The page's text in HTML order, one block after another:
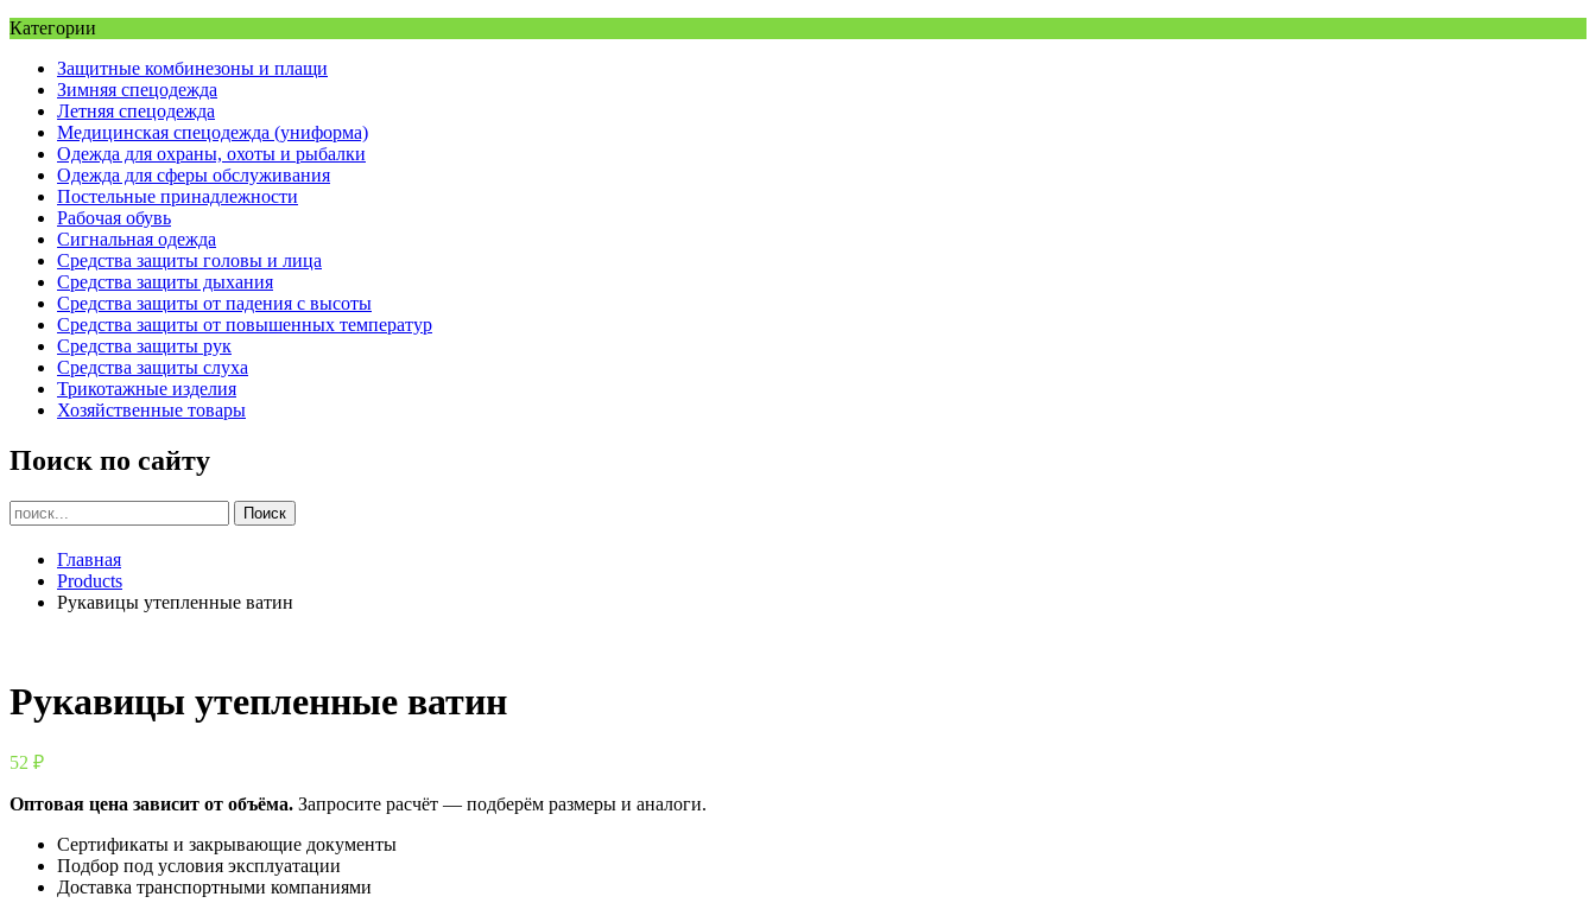
Категории
Защитные комбинезоны и плащи
Зимняя спецодежда
Летняя спецодежда
Медицинская спецодежда (униформа)
Одежда для охраны, охоты и рыбалки
Одежда для сферы обслуживания
Постельные принадлежности
Рабочая обувь
Сигнальная одежда
Средства защиты головы и лица
Средства защиты дыхания
Средства защиты от падения с высоты
Средства защиты от повышенных температур
Средства защиты рук
Средства защиты слуха
Трикотажные изделия
Хозяйственные товары
Поиск по сайту
Главная
Products
Рукавицы утепленные ватин
Рукавицы утепленные ватин
52 ₽
Оптовая цена зависит от объёма. Запросите расчёт — подберём размеры и аналоги.
Сертификаты и закрывающие документы
Подбор под условия эксплуатации
Доставка транспортными компаниями